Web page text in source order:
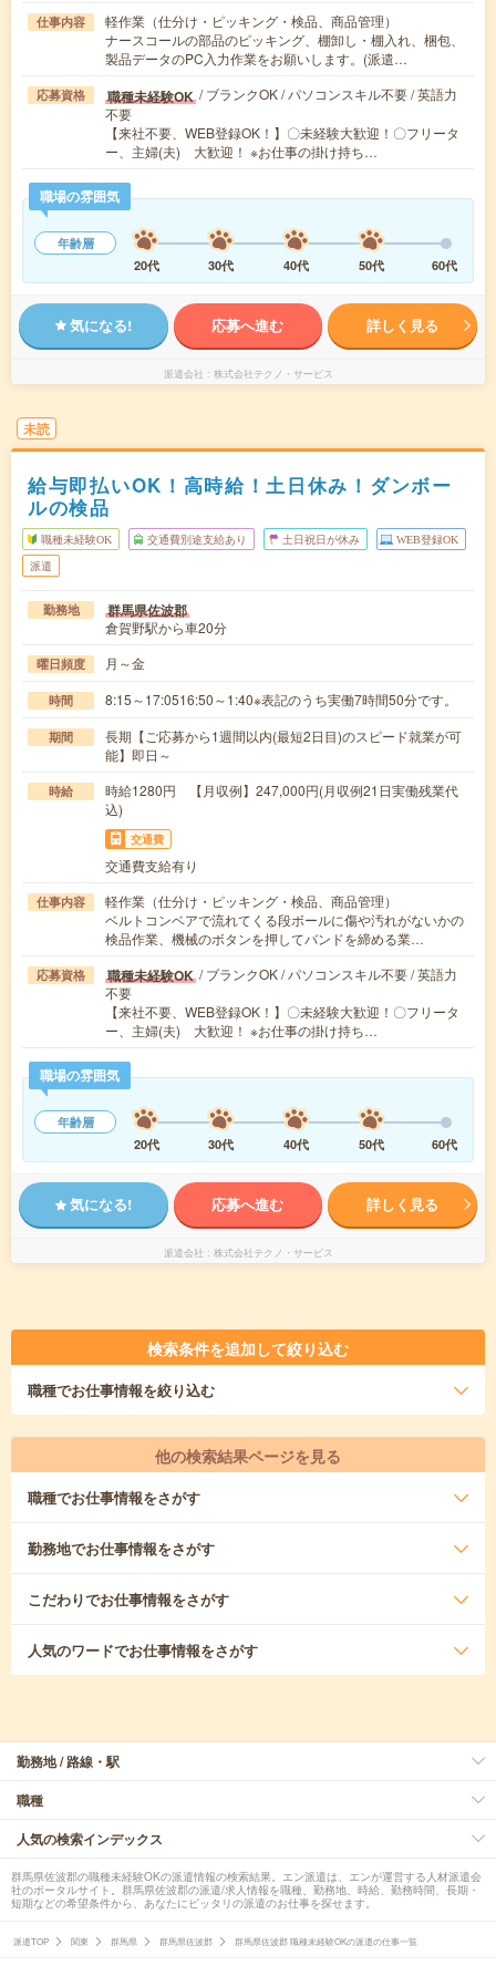
仕事内容
軽作業（仕分け・ピッキング・検品、商品管理）
ナースコールの部品のピッキング、棚卸し・棚入れ、梱包、
製品データのPC入力作業をお願いします。(派遣…
応募資格 職種未経験OK / ブランクOK / パソコンスキル不要 / 英語力
不要
【来社不要、WEB登録OK！】〇未経験大歓迎！〇フリータ
ー、主婦(夫) 大歓迎！ ※お仕事の掛け持ち…
職場の雰囲気
年齢層
20代
30代 40代 50代 60代
気になる! 応募へ進む 詳しく見る
派遣会社 株式会社テクノ・サービス
未読
給与即払いOK！高時給！土日休み！ダンボー
ルの検品
職種未経験OK 交通費別途支給あり 土日祝日が休み WEB登録OK
派遣
勤務地 群馬県佐波郡
倉賀野駅から車20分
曜日頻度 月～金
時間 8:15～17:0516:50～1:40※表記のうち実働7時間50分です。
期間
長期【ご応募から1週間以内(最短2日目)のスピード就業が可
能】即日～
時給
時給1280円 【月収例】247,000円(月収例21日実働残業代
込)
交通費
交通費支給有り
仕事内容
軽作業（仕分け・ピッキング・検品、商品管理）
ベルトコンベアで流れてくる段ボールに傷や汚れがないかの
検品作業、機械のボタンを押してバンドを締める業…
応募資格 職種未経験OK / ブランクOK / パソコンスキル不要 / 英語力
不要
【来社不要、WEB登録OK！】〇未経験大歓迎！〇フリータ
ー、主婦(夫) 大歓迎！ ※お仕事の掛け持ち…
職場の雰囲気
年齢層
20代
30代 40代 50代 60代
気になる! 応募へ進む 詳しく見る
派遣会社 株式会社テクノ・サービス
検索条件を追加して絞り込む
職種でお仕事情報を絞り込む
他の検索結果ページを見る
職種でお仕事情報をさがす
勤務地でお仕事情報をさがす
こだわりでお仕事情報をさがす
人気のワードでお仕事情報をさがす
勤務地 / 路線・駅
職種
人気の検索インデックス
群馬県佐波郡の職種未経験OKの派遣情報の検索結果。エン派遣は、エンが運営する人材派遣会
社のポータルサイト。群馬県佐波郡の派遣/求人情報を職種、勤務地、時給、勤務時間、長期・
短期などの希望条件から、あなたにピッタリの派遣のお仕事を探せます。
派遣TOP 関東 群馬県 群馬県佐波郡 群馬県佐波郡 職種未経験OKの派遣の仕事一覧